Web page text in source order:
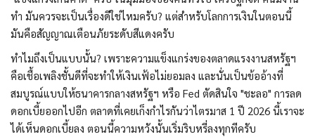
ทำ มันควรจะเป็นเรื่องดีใช่ไหมครับ? แต่สำหรับโลกการเงินในตอนนี้
มันคือสัญญาณเตือนภัยระดับสีแดงครับ
ทำไมถึงเป็นแบบนั้น? เพราะความแข็งแกร่งของตลาดแรงงานสหรัฐฯ
คือเชื้อเพลิงชั้นดีที่จะทำให้เงินเฟ้อไม่ยอมลง และนั่นเป็นข้ออ้างที่
สมบูรณ์แบบให้ธนาคารกลางสหรัฐฯ หรือ Fed ตัดสินใจ "ชะลอ" การลด
ดอกเบี้ยออกไปอีก ตลาดที่เคยเก็งกำไรกันว่าไตรมาส 1 ปี 2026 นี้เราจะ
ได้เห็นดอกเบี้ยลง ตอนนี้ความหวังนั้นเริ่มริบหรี่ลงทุกทีครับ